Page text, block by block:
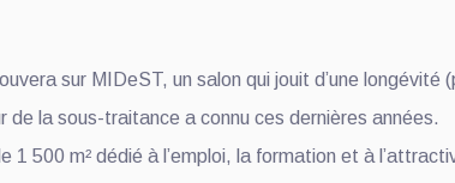
sur MIDeST, un salon qui jouit d’une longévité
la sous-traitance a connu ces dernières années.
500 m² dédié à l’emploi, la formation et à